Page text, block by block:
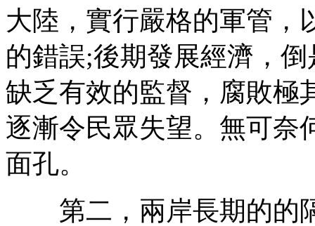
大陸，實行嚴格的軍管，
的錯誤;後期發展經濟，
缺乏有效的監督，腐敗極
逐漸令民眾失望。無可奈
面孔。
第二，兩岸長期的的隔